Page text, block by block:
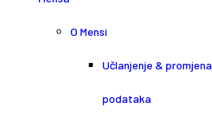
O Mensi
Učlanjenje & promjena
podataka